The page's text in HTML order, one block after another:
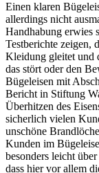
Einen klaren
allerdings nicht
Handhabung erwies
Testberichte zeigen,
Kleidung gleitet und
das stört oder den
Bügeleisen mit
Bericht in Stiftung
Überhitzen des
sicherlich vielen
unschöne
Kunden im
besonders leicht
dass hier vor allem